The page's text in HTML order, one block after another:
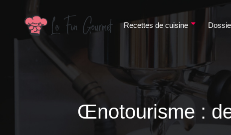
Recettes de cuisine
Œnotourisme :